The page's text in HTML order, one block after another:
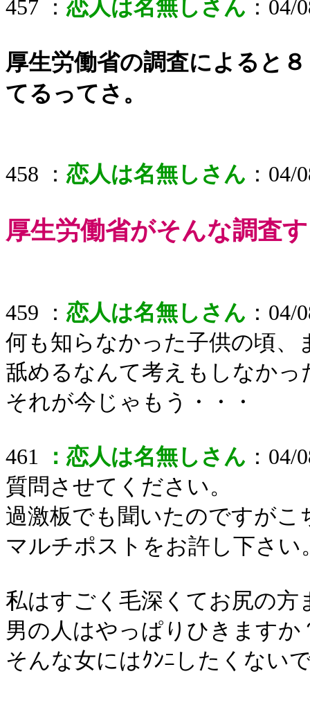
457 ： 恋人は名無しさん ：04/
厚生労働省の調査によると
てるってさ。
458 ： 恋人は名無しさん ：04/
厚生労働省がそんな調査
459 ： 恋人は名無しさん ：04/
何も知らなかった子供の頃
舐めるなんて考えもしなかっ
それが今じゃもう・・・
461 ：恋人は名無しさん ：04/
質問させてください。
過激板でも聞いたのですが
マルチポストをお許し下さい
私はすごく毛深くてお尻の方
男の人はやっぱりひきますか
そんな女にはｸﾝﾆしたくない